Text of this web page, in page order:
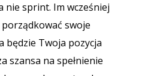
nie sprint. Im wcześniej
swoje
będzie Twoja pozycja
szansa na spełnienie